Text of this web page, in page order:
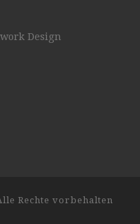
Design
Rechte vorbehalten